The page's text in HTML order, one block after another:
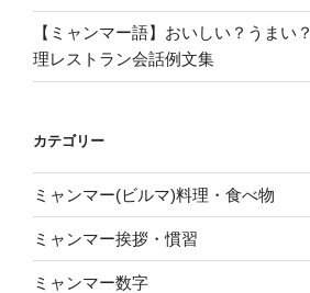
【ミャンマー語】おいしい？うまい
理レストラン会話例文集
カテゴリー
ミャンマー(ビルマ)料理・食べ物
ミャンマー挨拶・慣習
ミャンマー数字